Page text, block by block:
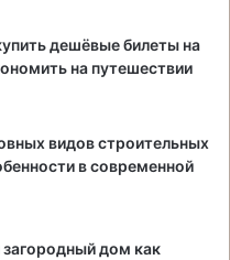
дешёвые билеты на
на путешествии
видов строительных
в современной
дом как